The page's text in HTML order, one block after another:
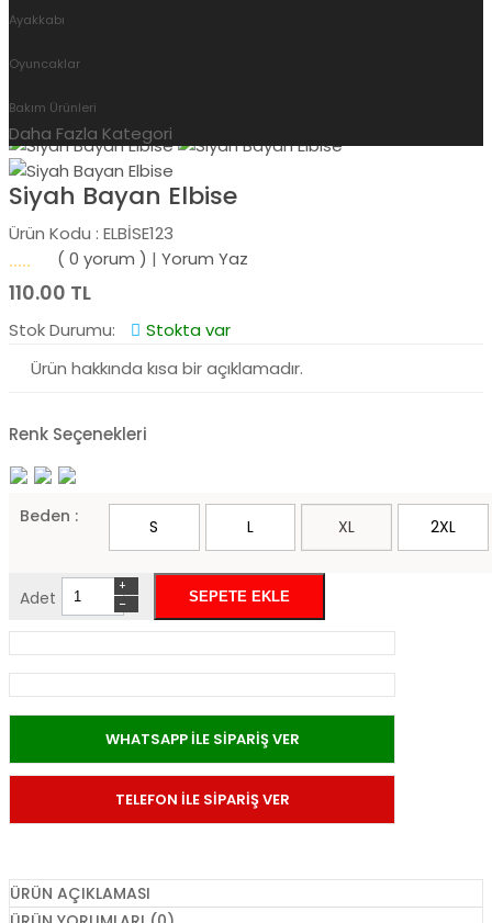
Ayakkabı
Oyuncaklar
Bakım Ürünleri
Daha Fazla Kategori
Giyim
Siyah Bayan Elbise
Ürün Kodu : ELBİSE123
( 0 yorum ) | Yorum Yaz
110.00 TL
Stok Durumu:
Stokta var
Ürün hakkında kısa bir açıklamadır.
Renk Seçenekleri
Beden : S L XL 2XL
Adet −
+
WHATSAPP İLE SİPARİŞ VER
TELEFON İLE SİPARİŞ VER
ÜRÜN AÇIKLAMASI